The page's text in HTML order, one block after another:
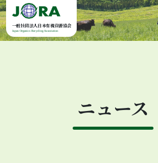
Skip to content
一般社団法人日本有機資源協会
Japan Organics Recycling Association
ニュース